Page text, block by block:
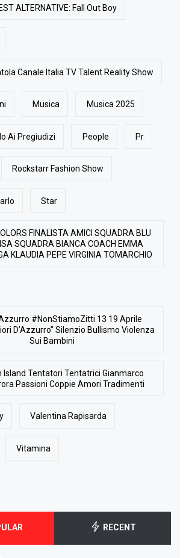
ALTERNATIVE: Fall Out Boy
Canale Italia TV Talent Reality Show
Musica Musica 2025
Ai Pregiudizi People Pr
Rockstarr Fashion Show
Star
FINALISTA AMICI SQUADRA BLU
SQUADRA BIANCA COACH EMMA
KLAUDIA PEPE VIRGINIA TOMARCHIO
#NonStiamoZitti 13 19 Aprile
D’Azzurro” Silenzio Bullismo Violenza
Sui Bambini
Island Tentatori Tentatrici Gianmarco
Passioni Coppie Amori Tradimenti
Valentina Rapisarda
Vitamina
RECENT